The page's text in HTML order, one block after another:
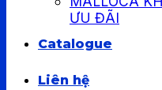
ƯU ĐÃI
Catalogue
Liên hệ